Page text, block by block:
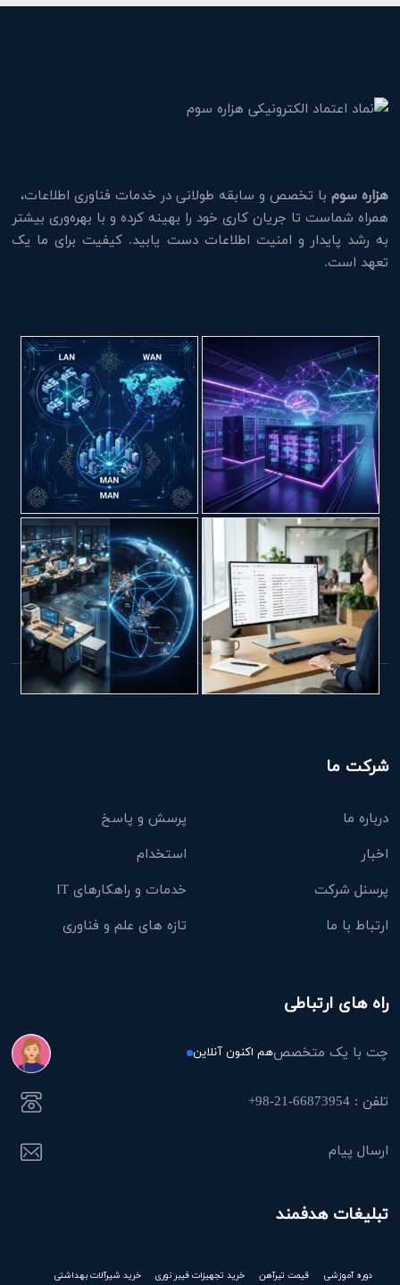
هزاره سوم با تخصص و سابقه طولانی در خدمات فناوری اطلاعات،
همراه شماست تا جریان کاری خود را بهینه کرده و با بهره‌وری بیشتر
به رشد پایدار و امنیت اطلاعات دست یابید. کیفیت برای ما یک
تعهد است.
شرکت ما
درباره ما
پرسش و پاسخ
اخبار
استخدام
پرسنل شرکت
خدمات و راهکارهای IT
ارتباط با ما
تازه های علم و فناوری
راه های ارتباطی
چت با یک متخصصهم اکنون آنلاین
تلفن : 66873954-21-98+
ارسال پیام
تبلیغات هدفمند
دوره آموزشی قیمت تیرآهن خرید تجهیزات فیبر نوری خرید شیرآلات بهداشتی